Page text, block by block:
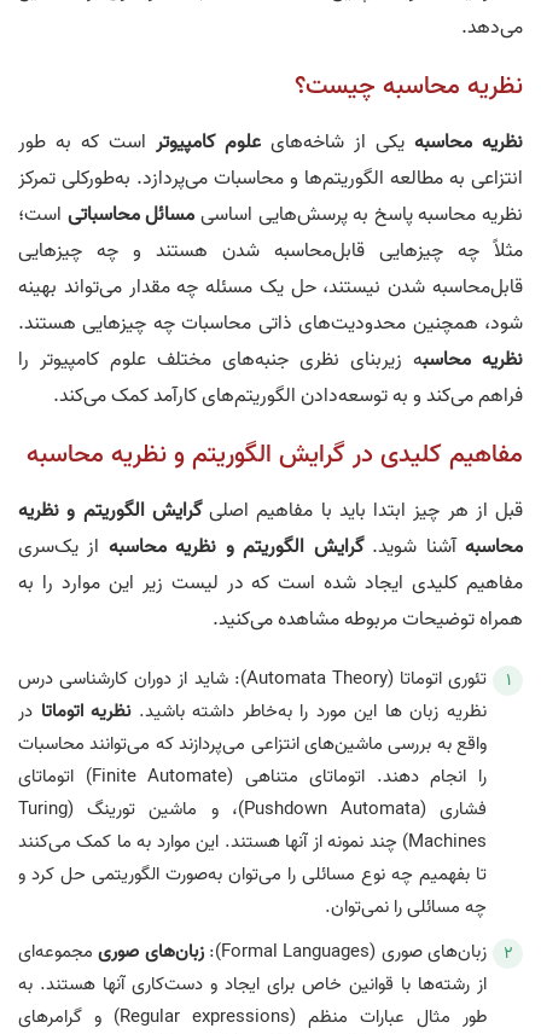
می‌دهد.
نظریه محاسبه چیست؟
نظریه محاسبه یکی از شاخه‌های علوم کامپیوتر است که به طور
انتزاعی به مطالعه الگوریتم‌ها و محاسبات می‌پردازد. به‌طورکلی تمرکز
نظریه محاسبه پاسخ به پرسش‌هایی اساسیمسائل محاسباتی است؛
مثلاً چه چیزهایی قابل‌محاسبه شدن هستند و چه چیزهایی
قابل‌محاسبه شدن نیستند، حل یک مسئله چه مقدار می‌تواند بهینه
شود، همچنین محدودیت‌های ذاتی محاسبات چه چیزهایی هستند.
نظریه محاسبه زیربنای نظری جنبه‌های مختلف علوم کامپیوتر را
فراهم می‌کند و به توسعه‌دادن الگوریتم‌های کارآمد کمک می‌کند.
مفاهیم کلیدی در گرایش الگوریتم و نظریه محاسبه
قبل از هر چیز ابتدا باید با مفاهیم اصلیگرایش الگوریتم و نظریه
محاسبهآشنا شوید.گرایش الگوریتم و نظریه محاسبه از یک‌سری
مفاهیم کلیدی ایجاد شده است که در لیست زیر این موارد را به
همراه توضیحات مربوطه مشاهده می‌کنید.
تئوری اتوماتا (Automata Theory): شاید از دوران کارشناسی درس
نظریه زبان‌ ها این مورد را به‌خاطر داشته باشید.نظریه اتوماتا در
واقع به بررسی ماشین‌های انتزاعی می‌پردازند که می‌توانند محاسبات
را انجام دهند. اتوماتای متناهی (Finite Automate) اتوماتای
فشاری (Pushdown Automata)، و ماشین تورینگ (Turing
Machines) چند نمونه از آنها هستند. این موارد به ما کمک می‌کنند
تا بفهمیم چه نوع مسائلی را می‌توان به‌صورت الگوریتمی حل کرد و
چه مسائلی را نمی‌توان.
زبان‌های صوری (Formal Languages):
زبان‌های صوریمجموعه‌ای
از رشته‌ها با قوانین خاص برای ایجاد و دست‌کاری آنها هستند. به
طور مثال عبارات منظم (Regular expressions) و گرامرهای